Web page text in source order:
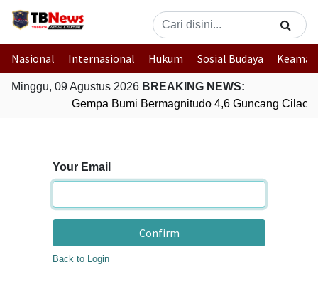
Nasional Internasional Hukum Sosial Budaya
Minggu, 09 Agustus 2026 BREAKING NEWS:
Gempa Bumi Bermagnitudo 4,6 Guncang
Your Email
Confirm
Back to Login